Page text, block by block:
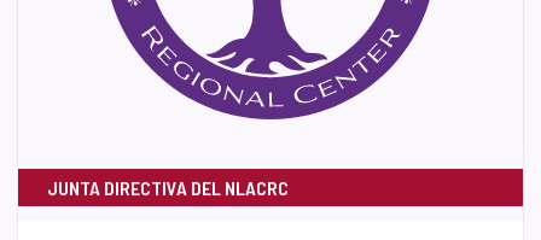
JUNTA DIRECTIVA DEL NLACRC